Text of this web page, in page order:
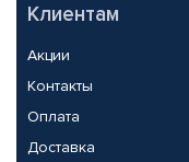
Клиентам
Акции
Контакты
Оплата
Доставка